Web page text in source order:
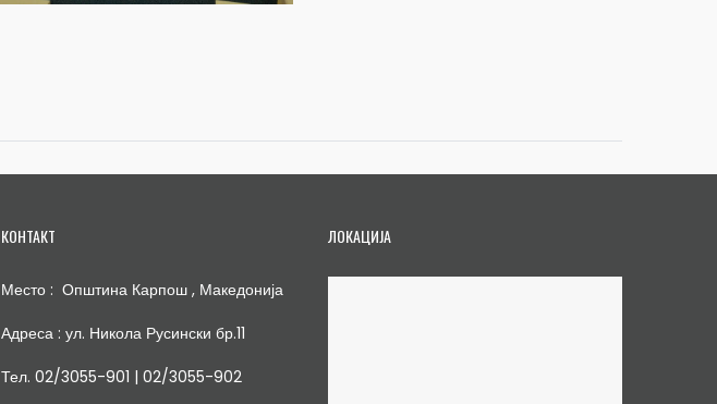
КОНТАКТ
Место : Општина Карпош , Македонија
Адреса : ул. Никола Русински бр.11
Тел. 02/3055-901 | 02/3055-902
ЛОКАЦИЈА